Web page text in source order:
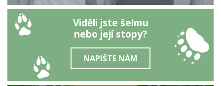
Viděli jste šelmu
nebo její stopy?
NAPIŠTE NÁM